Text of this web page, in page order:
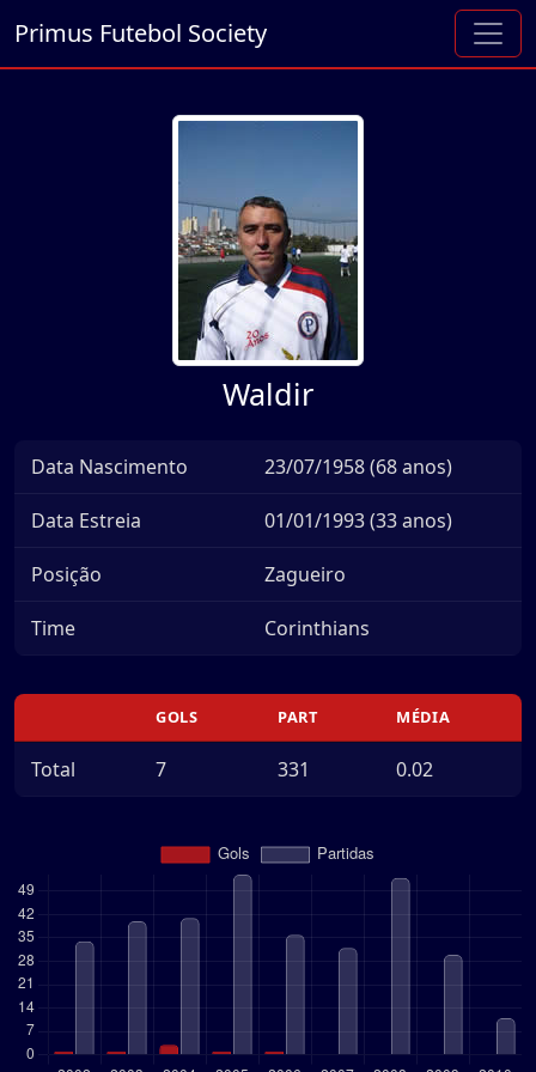
Primus Futebol Society
Waldir
Data Nascimento 23/07/1958 (68 anos)
Data Estreia 01/01/1993 (33 anos)
Posição Zagueiro
Time Corinthians
GOLS PART MÉDIA
Total 7 331 0.02